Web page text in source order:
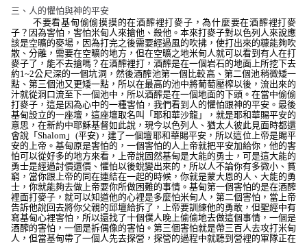
三、人的懼怕與神的平安
不要看基甸偷偷摸摸的在酒醡裡打麥子，為什麼要在酒醡裡打麥
子？因為害怕，害怕米甸人來搶他、殺他。本來打麥子對以色列人來說應
該是空曠的麥場，因為打完之後需要經過風的吹拂，使打出來的糠能夠吹
散、分離，需要在空曠的地方，但在空曠之地米甸人就可以看到有人在打
麥子了，能不去搶嗎？在酒醡裡打，酒醡是在一個岩石的地面上所挖下去
約1~2公尺深的一個坑洞，然後酒醡池第一個比較高、第二個池稍微矮一
點、第三個池又更矮一點，所以在最高的池中將葡萄壓榨以後，流出來的
汁就從洞口流至下一個池中，所以酒醡是在一個地面的下頭。在當中偷偷
打麥子，這是因為心中的一種害怕，我們看到人的懼怕跟神的平安。最後
基甸設立的一座壇，這座壇取名叫「耶和華沙龍」， 就是耶和華賜平安的
意思，在新約中耶穌基督如此說，現今以色列人、猶太人彼此見面時都還
會說 「Shalom 」 (平安)，建了一個壇耶和華賜平安，所以這位上帝是賜平
安的上帝。基甸原是害怕的，一個害怕的人上帝就把平安加給你，他的害
怕可以從好多的地方來看，上帝說固然基甸是大能的勇士，可是這大能的
勇士是經過討價還價、懼怕以後蛻變出來的，所以人不論你有多微小、貧
窮，當你跟上帝的同在連結在一起的時候，你就是蒙大恩的人、大能的勇
士，你就能夠去做上帝要你所做困難的事情。基甸第一個害怕的是在酒醡
裡面打麥子，就可以知道他的心裡是多麼怕米甸人，第二個害怕，當上帝
告訴他說回去將你父親的邱壇給拆了，上帝要訓練他的勇敢，但聖經中有
寫基甸心裡害怕，所以還找了十個僕人晚上偷偷地去做這個事情，一個是
酒醡的害怕，一個是拆偶像的害怕。第三個害怕就是帶三百人去攻打米甸
人，但當基甸帶了一個人先去探營，探營的過程中就聽到營裡的軍隊正在